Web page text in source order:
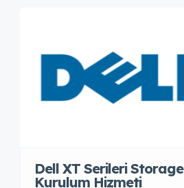
Dell XT Serileri Storage
Kurulum Hizmeti